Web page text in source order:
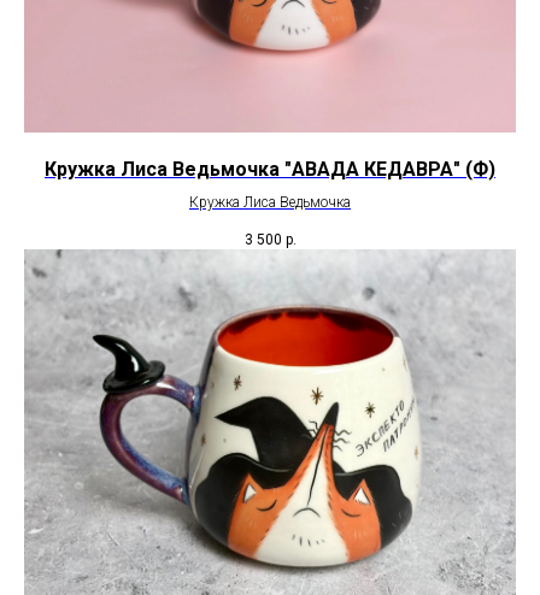
Кружка Лиса Ведьмочка "АВАДА КЕДАВРА" (Ф)
Кружка Лиса Ведьмочка
3 500 р.